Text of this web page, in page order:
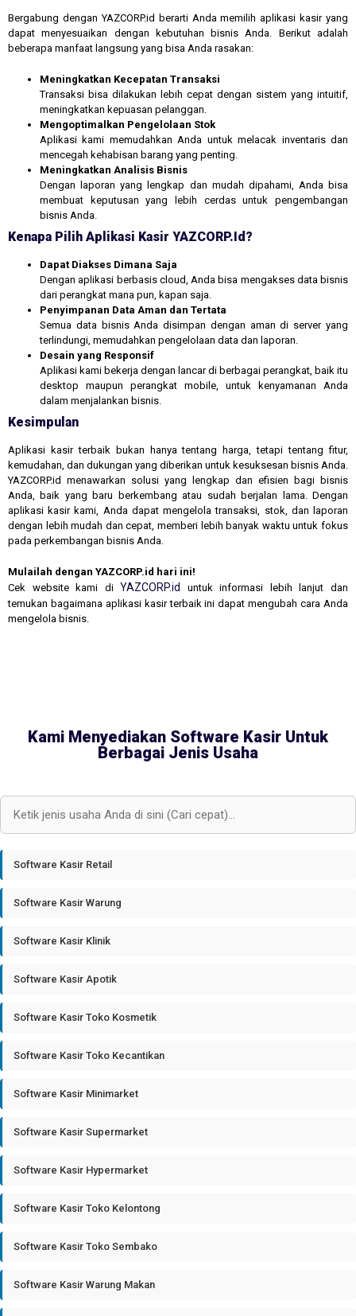
Bergabung dengan YAZCORP.id berarti Anda memilih aplikasi kasir yang
dapat menyesuaikan dengan kebutuhan bisnis Anda. Berikut adalah
beberapa manfaat langsung yang bisa Anda rasakan:
Meningkatkan Kecepatan Transaksi
Transaksi bisa dilakukan lebih cepat dengan sistem yang intuitif,
meningkatkan kepuasan pelanggan.
Mengoptimalkan Pengelolaan Stok
Aplikasi kami memudahkan Anda untuk melacak inventaris dan
mencegah kehabisan barang yang penting.
Meningkatkan Analisis Bisnis
Dengan laporan yang lengkap dan mudah dipahami, Anda bisa
membuat keputusan yang lebih cerdas untuk pengembangan
bisnis Anda.
Kenapa Pilih Aplikasi Kasir YAZCORP.id?
Dapat Diakses Dimana Saja
Dengan aplikasi berbasis cloud, Anda bisa mengakses data bisnis
dari perangkat mana pun, kapan saja.
Penyimpanan Data Aman dan Tertata
Semua data bisnis Anda disimpan dengan aman di server yang
terlindungi, memudahkan pengelolaan data dan laporan.
Desain yang Responsif
Aplikasi kami bekerja dengan lancar di berbagai perangkat, baik itu
desktop maupun perangkat mobile, untuk kenyamanan Anda
dalam menjalankan bisnis.
Kesimpulan
Aplikasi kasir terbaik bukan hanya tentang harga, tetapi tentang fitur,
kemudahan, dan dukungan yang diberikan untuk kesuksesan bisnis Anda.
YAZCORP.id menawarkan solusi yang lengkap dan efisien bagi bisnis
Anda, baik yang baru berkembang atau sudah berjalan lama. Dengan
aplikasi kasir kami, Anda dapat mengelola transaksi, stok, dan laporan
dengan lebih mudah dan cepat, memberi lebih banyak waktu untuk fokus
pada perkembangan bisnis Anda.
Mulailah dengan YAZCORP.id hari ini!
Cek website kami di YAZCORP.id
untuk informasi lebih lanjut dan
temukan bagaimana aplikasi kasir terbaik ini dapat mengubah cara Anda
mengelola bisnis.
Kami Menyediakan Software Kasir Untuk
Berbagai Jenis Usaha
Software Kasir Retail
Software Kasir Warung
Software Kasir Klinik
Software Kasir Apotik
Software Kasir Toko Kosmetik
Software Kasir Toko Kecantikan
Software Kasir Minimarket
Software Kasir Supermarket
Software Kasir Hypermarket
Software Kasir Toko Kelontong
Software Kasir Toko Sembako
Software Kasir Warung Makan